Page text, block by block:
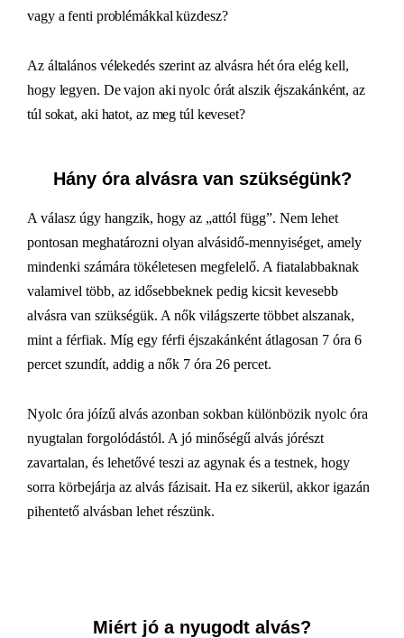
vagy a fenti problémákkal küzdesz?
Az általános vélekedés szerint az alvásra hét óra elég kell,
hogy legyen. De vajon aki nyolc órát alszik éjszakánként, az
túl sokat, aki hatot, az meg túl keveset?
Hány óra alvásra van szükségünk?
A válasz úgy hangzik, hogy az „attól függ”. Nem lehet
pontosan meghatározni olyan alvásidő-mennyiséget, amely
mindenki számára tökéletesen megfelelő. A fiatalabbaknak
valamivel több, az idősebbeknek pedig kicsit kevesebb
alvásra van szükségük. A nők világszerte többet alszanak,
mint a férfiak. Míg egy férfi éjszakánként átlagosan 7 óra 6
percet szundít, addig a nők 7 óra 26 percet.
Nyolc óra jóízű alvás azonban sokban különbözik nyolc óra
nyugtalan forgolódástól. A jó minőségű alvás jórészt
zavartalan, és lehetővé teszi az agynak és a testnek, hogy
sorra körbejárja az alvás fázisait. Ha ez sikerül, akkor igazán
pihentető alvásban lehet részünk.
Miért jó a nyugodt alvás?